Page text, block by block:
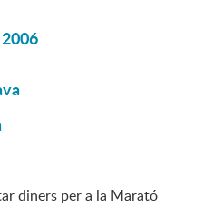
diners per a la Marató